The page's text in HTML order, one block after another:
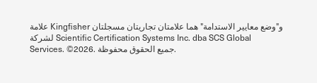
علامة Kingfisher و"وضع معايير الاستدامة" هما علامتان تجاريتان مسجلتان
لشركة Scientific Certification Systems Inc. dba SCS Global
Services. ©2026. جميع الحقوق محفوظة.